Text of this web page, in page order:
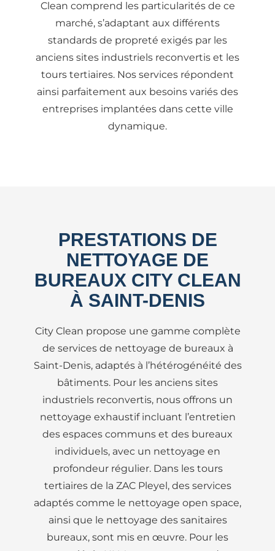
Clean comprend les particularités de ce
marché, s’adaptant aux différents
standards de propreté exigés par les
anciens sites industriels reconvertis et les
tours tertiaires. Nos services répondent
ainsi parfaitement aux besoins variés des
entreprises implantées dans cette ville
dynamique.
PRESTATIONS DE
NETTOYAGE DE
BUREAUX CITY CLEAN
À SAINT-DENIS
City Clean propose une gamme complète
de services de nettoyage de bureaux à
Saint-Denis, adaptés à l’hétérogénéité des
bâtiments. Pour les anciens sites
industriels reconvertis, nous offrons un
nettoyage exhaustif incluant l’entretien
des espaces communs et des bureaux
individuels, avec un nettoyage en
profondeur régulier. Dans les tours
tertiaires de la ZAC Pleyel, des services
adaptés comme le nettoyage open space,
ainsi que le nettoyage des sanitaires
bureaux, sont mis en œuvre. Pour les